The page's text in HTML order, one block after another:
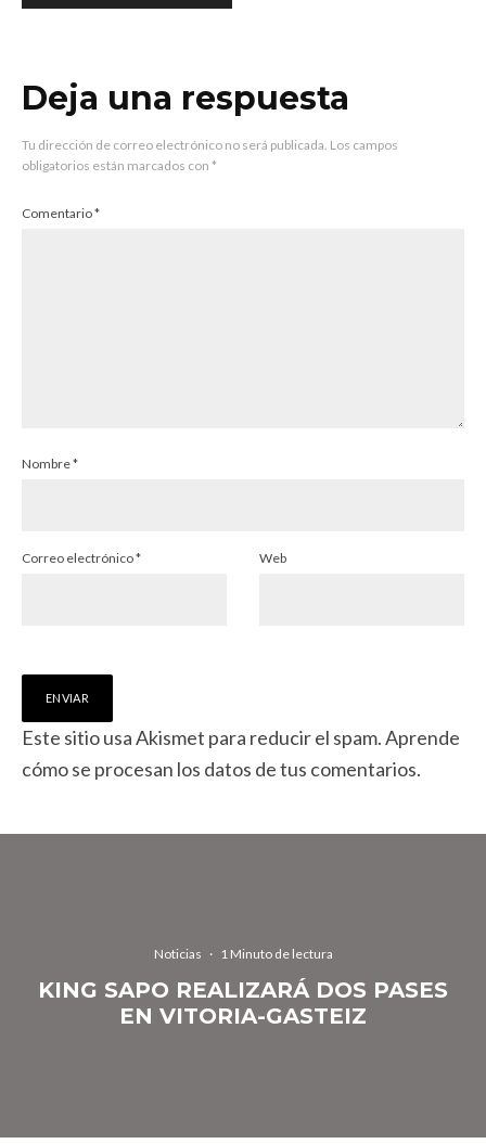
Deja una respuesta
Tu dirección de correo electrónico no será publicada. Los campos
obligatorios están marcados con *
Comentario*
Nombre*
Correo electrónico* Web
Este sitio usa Akismet para reducir el spam.Aprende
cómo se procesan los datos de tus comentarios.
Noticias · 1 Minuto de lectura
KING SAPO REALIZARÁ DOS PASES
EN VITORIA-GASTEIZ